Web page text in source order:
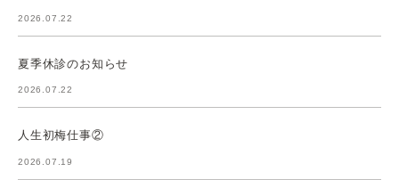
2026.07.22
夏季休診のお知らせ
2026.07.22
人生初梅仕事②
2026.07.19